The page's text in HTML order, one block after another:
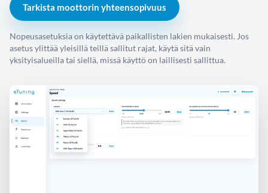
Tarkista moottorin yhteensopivuus
Nopeusasetuksia on käytettävä paikallisten lakien mukaisesti. Jos
asetus ylittää yleisillä teillä sallitut rajat, käytä sitä vain
yksityisalueilla tai siellä, missä käyttö on laillisesti sallittua.